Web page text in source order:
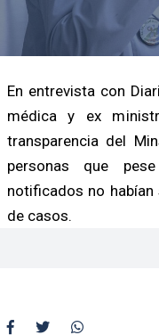
En entrevista con
médica y ex
transparencia del
personas que
notificados no
de casos.